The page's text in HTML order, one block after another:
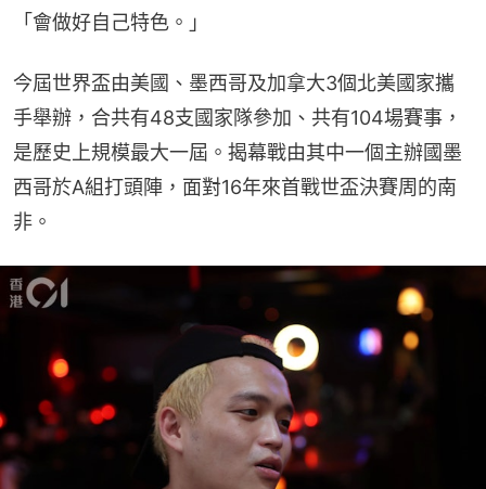
「會做好自己特色。」
今屆世界盃由美國、墨西哥及加拿大3個北美國家攜
手舉辦，合共有48支國家隊參加、共有104場賽事，
是歷史上規模最大一屆。揭幕戰由其中一個主辦國墨
西哥於A組打頭陣，面對16年來首戰世盃決賽周的南
非。